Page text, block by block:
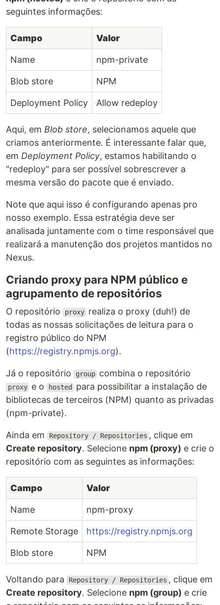
seguintes informações:
Campo Valor
Name npm-private
Blob store NPM
Deployment Policy Allow redeploy
Aqui, em Blob store, selecionamos aquele que
criamos anteriormente. É interessante falar que,
em Deployment Policy, estamos habilitando o
"redeploy" para ser possível sobrescrever a
mesma versão do pacote que é enviado.
Note que aqui isso é configurando apenas pro
nosso exemplo. Essa estratégia deve ser
analisada juntamente com o time responsável que
realizará a manutenção dos projetos mantidos no
Nexus.
Criando proxy para NPM público e
agrupamento de repositórios
O repositório proxy realiza o proxy (duh!) de
todas as nossas solicitações de leitura para o
registro público do NPM
(https://registry.npmjs.org).
Já o repositório group combina o repositório
proxy e o hosted
para possibilitar a instalação de
bibliotecas de terceiros (NPM) quanto as privadas
(npm-private).
Ainda em Repository / Repositories , clique em
Create repository. Selecione npm (proxy) e crie o
repositório com as seguintes as informações:
Campo Valor
Name npm-proxy
Remote Storage https://registry.npmjs.org
Blob store NPM
Voltando para Repository / Repositories , clique em
Create repository. Selecione npm (group) e crie